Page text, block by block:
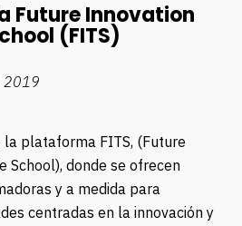
Future Innovation
(FITS)
2019
la plataforma FITS, (Future
School), donde se ofrecen
y a medida para
centradas en la innovación y